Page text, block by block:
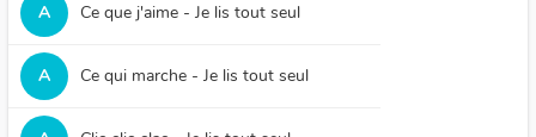
A Ce que j'aime - Je lis tout seul
A Ce qui marche - Je lis tout seul